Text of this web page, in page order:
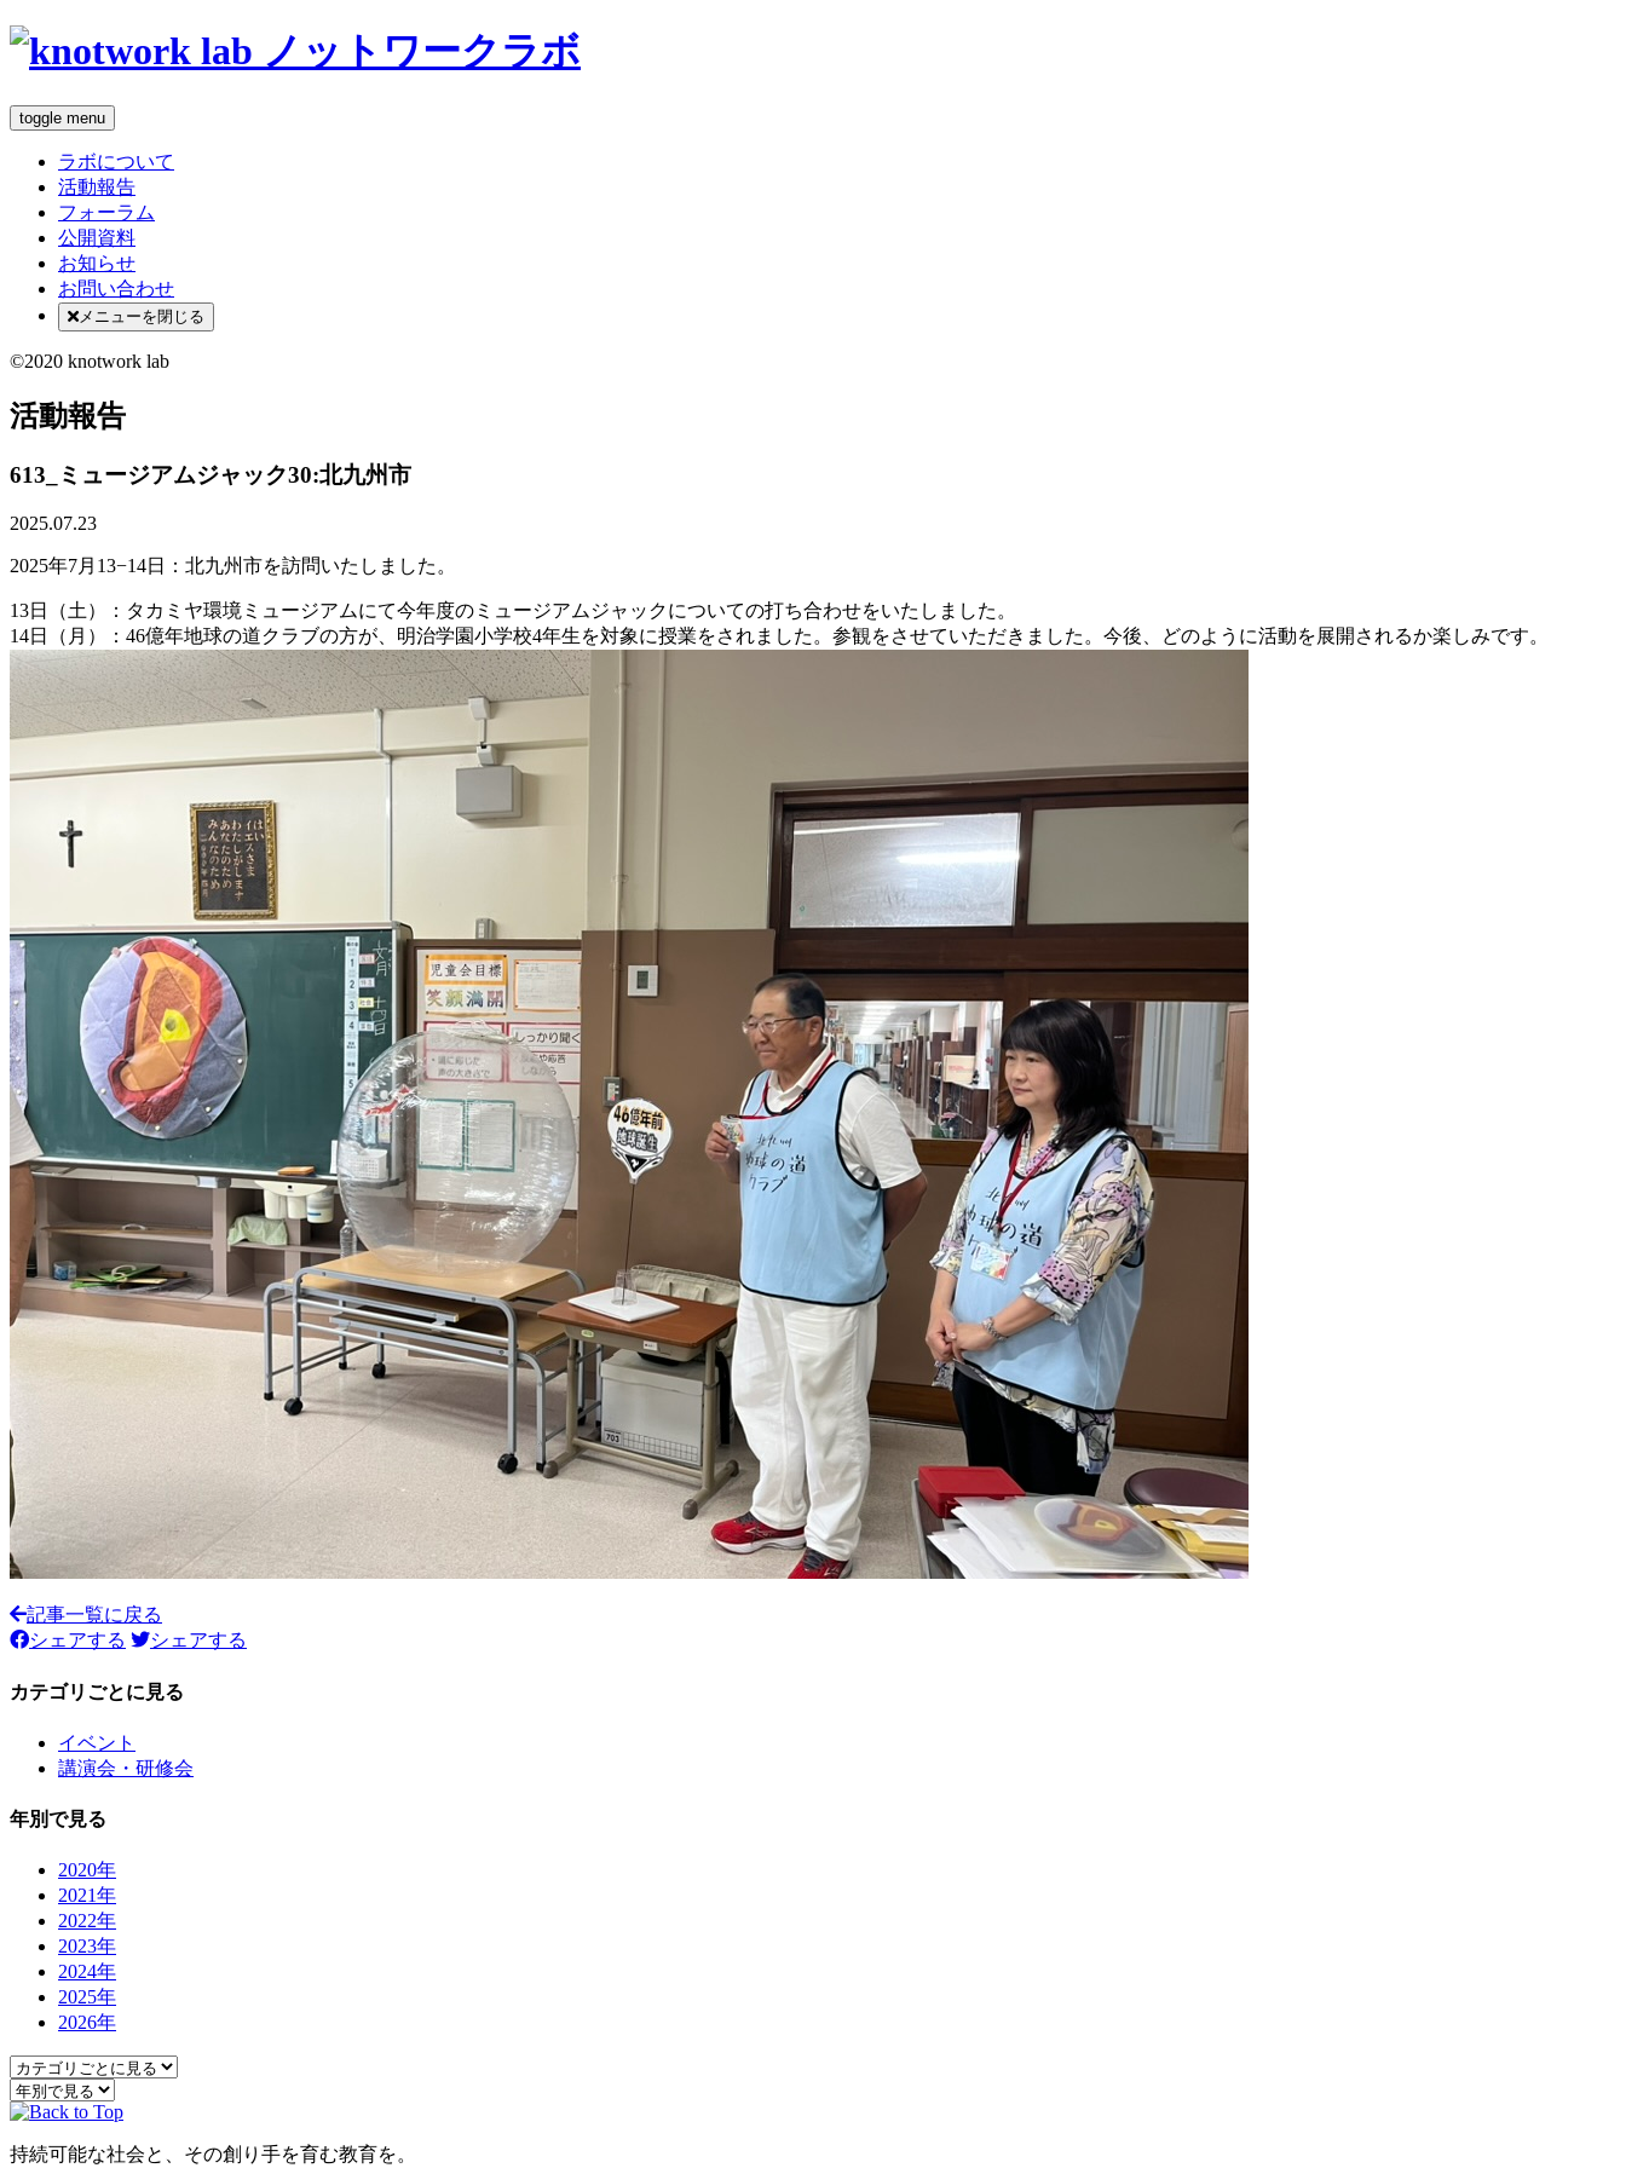
toggle menu
ラボについて
活動報告
フォーラム
公開資料
お知らせ
お問い合わせ
メニューを閉じる
©2020 knotwork lab
活動報告
613_ミュージアムジャック30:北九州市
2025.07.23
2025年7月13−14日：北九州市を訪問いたしました。
13日（土）：タカミヤ環境ミュージアムにて今年度のミュージアムジャックについての打ち合わせをいたしました。
14日（月）：46億年地球の道クラブの方が、明治学園小学校4年生を対象に授業をされました。参観をさせていただきました。今後、どのように活動を展開されるか楽しみです。
記事一覧に戻る
シェアする
シェアする
カテゴリごとに見る
イベント
講演会・研修会
年別で見る
2020年
2021年
2022年
2023年
2024年
2025年
2026年
持続可能な社会と、その創り手を育む教育を。